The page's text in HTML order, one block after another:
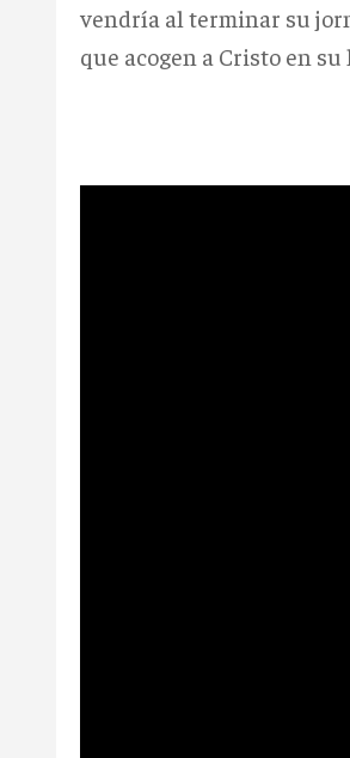
vendría al terminar su
que acogen a Cristo en